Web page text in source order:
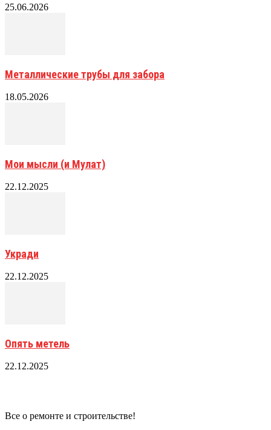
25.06.2026
Металлические трубы для забора
18.05.2026
Мои мысли (и Мулат)
22.12.2025
Укради
22.12.2025
Опять метель
22.12.2025
Все о ремонте и строительстве!